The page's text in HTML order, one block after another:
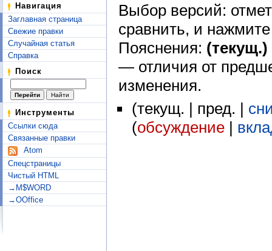
Навигация
Заглавная страница
Свежие правки
Случайная статья
Справка
Поиск
Инструменты
Ссылки сюда
Связанные правки
Atom
Спецстраницы
Чистый HTML
→M$WORD
→OOffice
Выбор версий:
сравнить, и
Пояснения: (текущ.)
— отличия от
изменения.
(текущ. | пред. |
(обсуждение|